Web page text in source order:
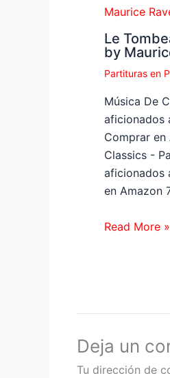
Le
by
Partituras en
Música De
aficionados
Comprar en
Classics -
aficionados
en Amazon
Read More »
Deja un
Tu dirección de